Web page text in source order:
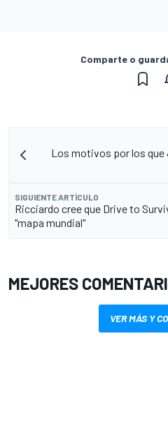
Comparte o
Los motivos por los que
SIGUIENTE ARTÍCULO
Ricciardo cree que Drive to
"mapa mundial"
MEJORES
VER MÁS Y